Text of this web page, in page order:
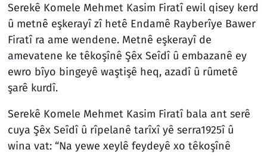
Serekê Komele Mehmet Kasim Firatî ewil qisey kerd
û metnê eşkerayî zî hetê Endamê Rayberîye Bawer
Firatî ra ame wendene. Metnê eşkerayî de
amevatene ke têkoşînê Şêx Seîdî û embazanê ey
ewro bîyo bingeyê waştişê heq, azadî û rûmetê
şarê kurdî.
Serekê Komele Mehmet Kasim Firatî bala ant serê
cuya Şêx Seîdî û rîpelanê tarîxî yê serra1925î û
wina vat: “Na yewe xeylê feydeyê xo têkoşînê